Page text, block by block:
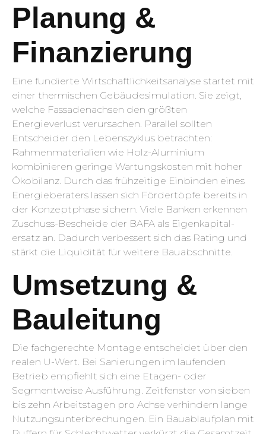
Planung &
Finanzierung
Eine fundierte Wirtschaftlichkeits­analyse startet mit
einer thermischen Gebäudesimulation. Sie zeigt,
welche Fassadenachsen den größten
Energieverlust verursachen. Parallel sollten
Entscheider den Lebenszyklus betrachten:
Rahmenmaterialien wie Holz-Aluminium
kombinieren geringe Wartungskosten mit hoher
Ökobilanz. Durch das frühzeitige Einbinden eines
Energieberaters lassen sich Fördertöpfe bereits in
der Konzeptphase sichern. Viele Banken erkennen
Zuschuss-Bescheide der BAFA als Eigenkapital­
ersatz an. Dadurch verbessert sich das Rating und
stärkt die Liquidität für weitere Bauabschnitte.
Umsetzung &
Bauleitung
Die fachgerechte Montage entscheidet über den
realen U-Wert. Bei Sanierungen im laufenden
Betrieb empfiehlt sich eine Etagen- oder
Segment­weise Ausführung. Zeitfenster von sieben
bis zehn Arbeitstagen pro Achse verhindern lange
Nutzungs­unterbrechungen. Ein Bauablaufplan mit